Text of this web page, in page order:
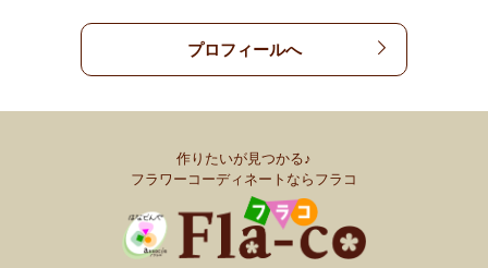
プロフィールへ
作りたいが見つかる♪
フラワーコーディネートならフラコ